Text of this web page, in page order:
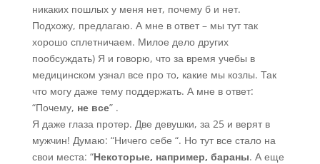
никаких пошлых у меня нет, почему б и нет.
Подхожу, предлагаю. А мне в ответ – мы тут так
хорошо сплетничаем. Милое дело других
пообсуждать) Я и говорю, что за время учебы в
медицинском узнал все про то, какие мы козлы. Так
что могу даже тему поддержать. А мне в ответ:
“Почему, не все” .
Я даже глаза протер. Две девушки, за 25 и верят в
мужчин! Думаю: “Ничего себе “. Но тут все стало на
свои места: “Некоторые, например, бараны. А еще